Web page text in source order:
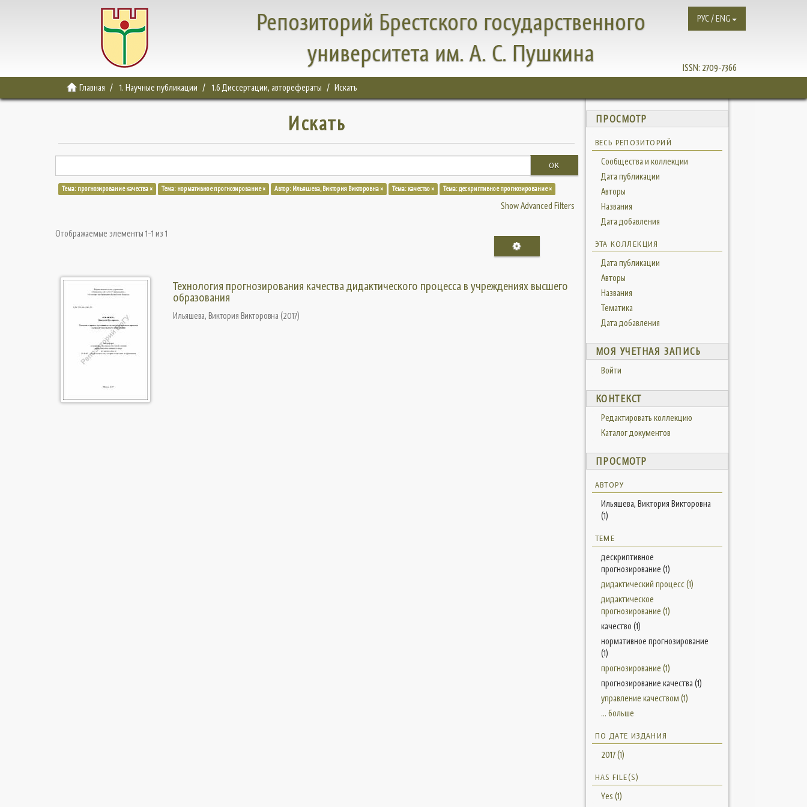
Репозиторий Брестского государственного
университета им. А. С. Пушкина
ISSN: 2709-7366
РУС / ENG
Главная 1. Научные публикации 1.6 Диссертации, авторефераты Искать
Искать
OK
Тема: прогнозирование качества × Тема: нормативное прогнозирование × Автор: Ильяшева, Виктория Викторовна × Тема: качество × Тема: дескриптивное прогнозирование ×
Show Advanced Filters
Отображаемые элементы 1-1 из 1
Технология прогнозирования качества дидактического процесса в учреждениях высшего
образования
Ильяшева, Виктория Викторовна (2017)
ПРОСМОТР
ВЕСЬ РЕПОЗИТОРИЙ
Сообщества и коллекции
Дата публикации
Авторы
Названия
Дата добавления
ЭТА КОЛЛЕКЦИЯ
Дата публикации
Авторы
Названия
Тематика
Дата добавления
МОЯ УЧЕТНАЯ ЗАПИСЬ
Войти
КОНТЕКСТ
Редактировать коллекцию
Каталог документов
ПРОСМОТР
АВТОРУ
Ильяшева, Виктория Викторовна
(1)
ТЕМЕ
дескриптивное
прогнозирование (1)
дидактический процесс (1)
дидактическое
прогнозирование (1)
качество (1)
нормативное прогнозирование
(1)
прогнозирование (1)
прогнозирование качества (1)
управление качеством (1)
... больше
ПО ДАТЕ ИЗДАНИЯ
2017 (1)
HAS FILE(S)
Yes (1)